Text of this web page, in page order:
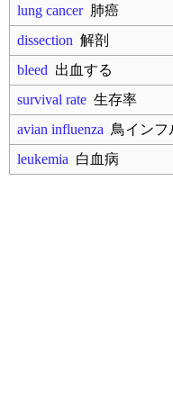
lung cancer肺癌
dissection 解剖
bleed 出血する
survival rate 生存率
avian influenza 鳥インフ
leukemia 白血病